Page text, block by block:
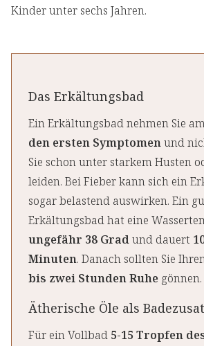
Kinder unter sechs Jahren.
Das Erkältungsbad
Ein Erkältungsbad nehmen Sie
den ersten Symptomenund
Sie schon unter starkem Husten
leiden. Bei Fieber kann sich ein
sogar belastend auswirken. Ein
Erkältungsbad hat eine
ungefähr 38 Gradund dauert
Minuten. Danach sollten Sie
bis zwei Stunden Ruhe gönnen.
Ätherische Öle als
Für ein Vollbad 5-15 Tropfen